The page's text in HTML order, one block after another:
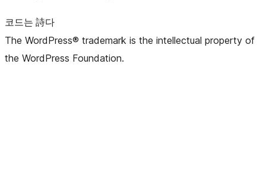
코드는 詩다
The WordPress® trademark is the intellectual property of
the WordPress Foundation.